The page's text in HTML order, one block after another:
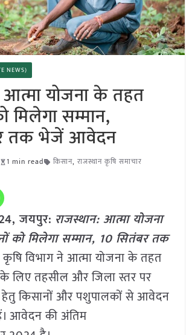
NEWS)
आत्मा योजना के तहत
मिलेगा सम्मान,
तक भेजें आवेदन
1 min read किसान, राजस्थान कृषि समाचार
जयपुर: राजस्थान: आत्मा योजना
को मिलेगा सम्मान, 10 सितंबर तक
कृषि विभाग ने आत्मा योजना के तहत
लिए तहसील और जिला स्तर पर
किसानों और पशुपालकों से आवेदन
आवेदन की अंतिम